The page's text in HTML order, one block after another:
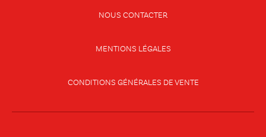
NOUS CONTACTER
MENTIONS LÉGALES
CONDITIONS GÉNÉRALES DE VENTE